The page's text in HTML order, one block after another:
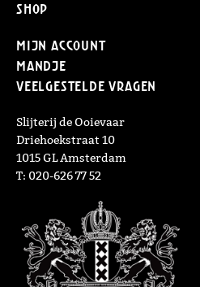
Shop
Mijn Account
Mandje
Veelgestelde vragen
Slijterij de Ooievaar
Driehoekstraat 10
1015 GL Amsterdam
T: 020-626 77 52